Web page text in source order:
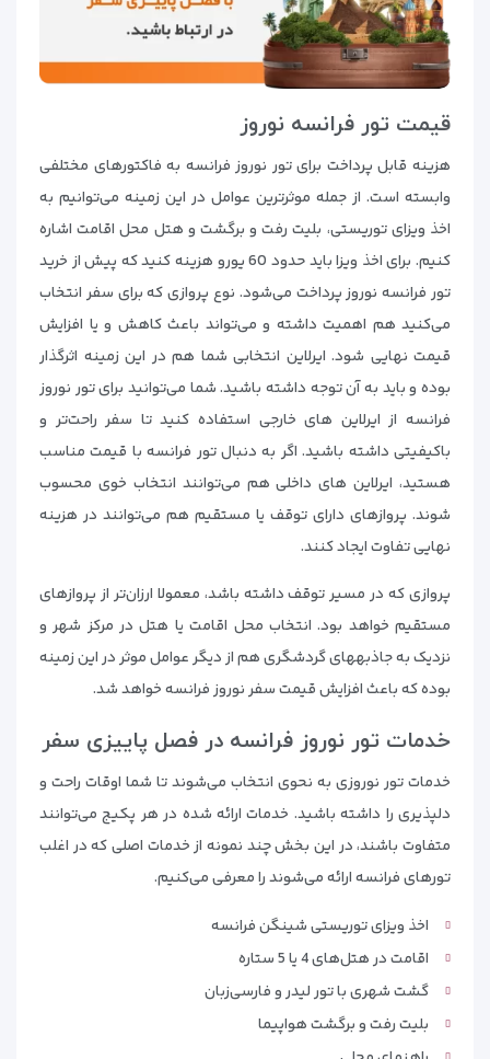
قیمت تور فرانسه نوروز
هزینه قابل پرداخت برای تور نوروز فرانسه به فاکتورهای مختلفی
وابسته است. از جمله موثرترین عوامل در این زمینه می‌توانیم به
اخذ ویزای توریستی، بلیت رفت و برگشت و هتل محل اقامت اشاره
کنیم. برای اخذ ویزا باید حدود 60 یورو هزینه کنید که پیش از خرید
تور فرانسه نوروز پرداخت می‌شود. نوع پروازی که برای سفر انتخاب
می‌کنید هم اهمیت داشته و می‌تواند باعث کاهش و یا افزایش
قیمت نهایی شود. ایرلاین انتخابی شما هم در این زمینه اثرگذار
بوده و باید به آن توجه داشته باشید. شما می‌توانید برای تور نوروز
فرانسه از ایرلاین های خارجی استفاده کنید تا سفر راحت‌تر و
باکیفیتی داشته باشید. اگر به دنبال تور فرانسه با قیمت مناسب
هستید، ایرلاین های داخلی هم می‌توانند انتخاب خوی محسوب
شوند. پروازهای دارای توقف یا مستقیم هم می‌توانند در هزینه
نهایی تفاوت ایجاد کنند.
پروازی که در مسیر توقف داشته باشد، معمولا ارزان‌تر از پروازهای
مستقیم خواهد بود. انتخاب محل اقامت یا هتل در مرکز شهر و
نزدیک به جاذبه‎های گردشگری هم از دیگر عوامل موثر در این زمینه
بوده که باعث افزایش قیمت سفر نوروز فرانسه خواهد شد.
خدمات تور نوروز فرانسه در فصل پاییزی سفر
خدمات تور نوروزی به نحوی انتخاب می‌شوند تا شما اوقات راحت و
دلپذیری را داشته باشید. خدمات ارائه شده در هر پکیج می‌توانند
متفاوت باشند، در این بخش چند نمونه از خدمات اصلی که در اغلب
تورهای فرانسه ارائه می‌شوند را معرفی می‌کنیم.
اخذ ویزای توریستی شینگن فرانسه
اقامت در هتل‌های 4 یا 5 ستاره
گشت شهری با تور لیدر و فارسی‌زبان
بلیت رفت و برگشت هواپیما